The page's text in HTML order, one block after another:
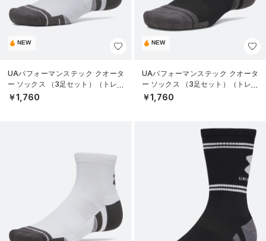
NEW
UAパフォーマンステック クオータ
ー ソックス （3足セット）（トレー
ニング/UNISEX）
￥1,760
NEW
UAパフォーマンステック クオータ
ー ソックス （3足セット）（トレー
ニング/UNISEX）
￥1,760